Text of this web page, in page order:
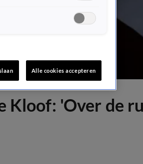
Kloof: 'Over de
Alle cookies accepteren